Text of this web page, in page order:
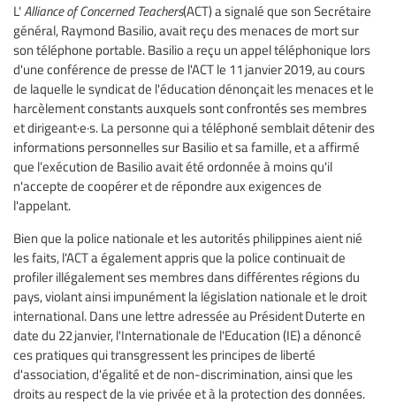
L' Alliance of Concerned Teachers(ACT) a signalé que son Secrétaire
général, Raymond Basilio, avait reçu des menaces de mort sur
son téléphone portable. Basilio a reçu un appel téléphonique lors
d'une conférence de presse de l'ACT le 11 janvier 2019, au cours
de laquelle le syndicat de l'éducation dénonçait les menaces et le
harcèlement constants auxquels sont confrontés ses membres
et dirigeant·e·s. La personne qui a téléphoné semblait détenir des
informations personnelles sur Basilio et sa famille, et a affirmé
que l’exécution de Basilio avait été ordonnée à moins qu'il
n'accepte de coopérer et de répondre aux exigences de
l'appelant.
Bien que la police nationale et les autorités philippines aient nié
les faits, l'ACT a également appris que la police continuait de
profiler illégalement ses membres dans différentes régions du
pays, violant ainsi impunément la législation nationale et le droit
international. Dans une lettre adressée au Président Duterte en
date du 22 janvier, l'Internationale de l'Education (IE) a dénoncé
ces pratiques qui transgressent les principes de liberté
d'association, d'égalité et de non-discrimination, ainsi que les
droits au respect de la vie privée et à la protection des données.